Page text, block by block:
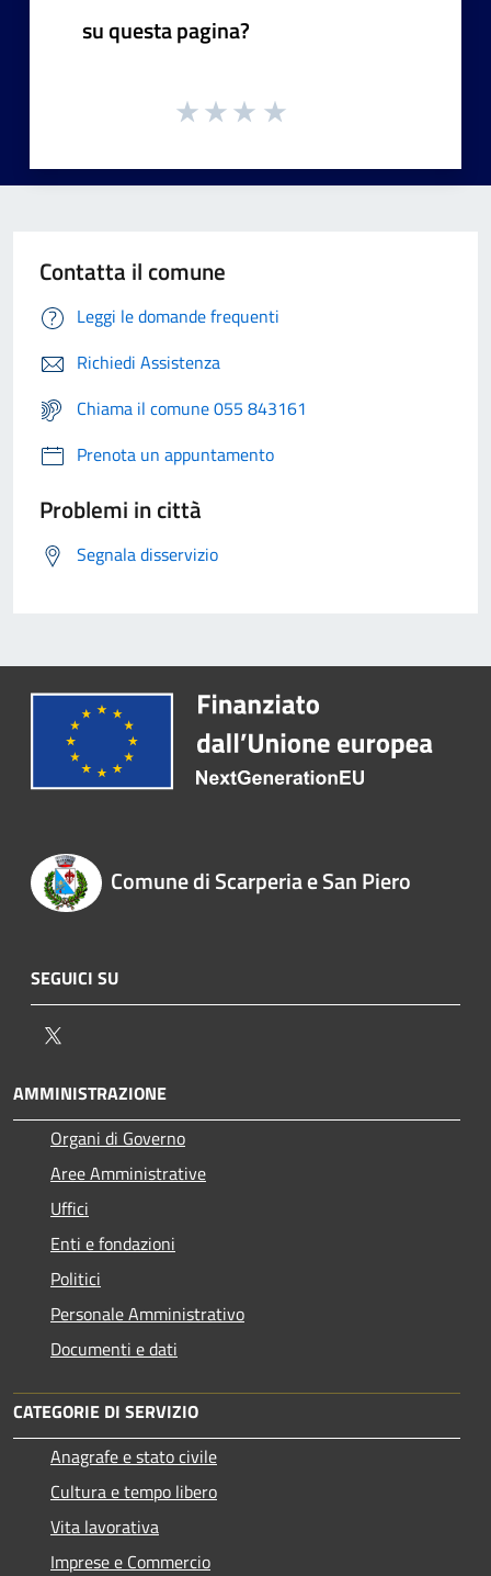
su questa pagina?
Contatta il comune
Leggi le domande frequenti
Richiedi Assistenza
Chiama il comune 055 843161
Prenota un appuntamento
Problemi in città
Segnala disservizio
Comune di Scarperia e San Piero
SEGUICI SU
AMMINISTRAZIONE
Organi di Governo
Aree Amministrative
Uffici
Enti e fondazioni
Politici
Personale Amministrativo
Documenti e dati
CATEGORIE DI SERVIZIO
Anagrafe e stato civile
Cultura e tempo libero
Vita lavorativa
Imprese e Commercio